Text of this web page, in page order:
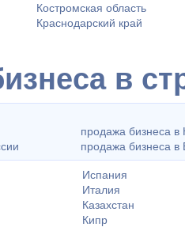
Костромская область
Краснодарский край
в
продажа бизнеса в
продажа бизнеса в
Испания
Италия
Казахстан
Кипр